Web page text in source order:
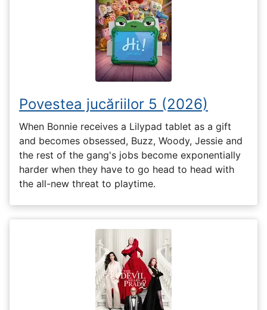
Povestea jucăriilor 5 (2026)
When Bonnie receives a Lilypad tablet as a gift
and becomes obsessed, Buzz, Woody, Jessie and
the rest of the gang's jobs become exponentially
harder when they have to go head to head with
the all-new threat to playtime.